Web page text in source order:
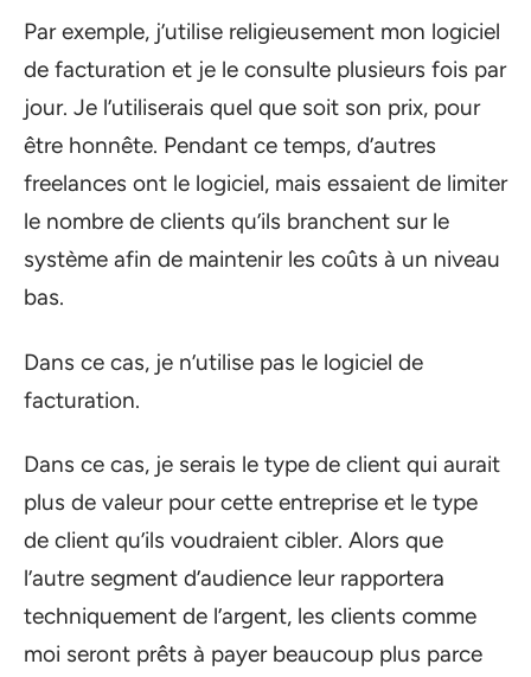
Par exemple, j’utilise religieusement mon logiciel
de facturation et je le consulte plusieurs fois par
jour. Je l’utiliserais quel que soit son prix, pour
être honnête. Pendant ce temps, d’autres
freelances ont le logiciel, mais essaient de limiter
le nombre de clients qu’ils branchent sur le
système afin de maintenir les coûts à un niveau
bas.
Dans ce cas, je n’utilise pas le logiciel de
facturation.
Dans ce cas, je serais le type de client qui aurait
plus de valeur pour cette entreprise et le type
de client qu’ils voudraient cibler. Alors que
l’autre segment d’audience leur rapportera
techniquement de l’argent, les clients comme
moi seront prêts à payer beaucoup plus parce